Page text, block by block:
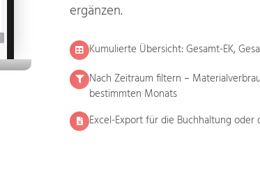
ergänzen.
Kumulierte Übersicht: Gesamt-EK,
Nach Zeitraum filtern –
bestimmten Monats
Excel-Export für die Buchhaltung